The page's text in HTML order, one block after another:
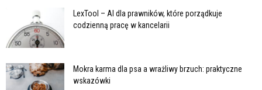
LexTool – AI dla prawników, które porządkuje
codzienną pracę w kancelarii
Mokra karma dla psa a wrażliwy brzuch: praktyczne
wskazówki